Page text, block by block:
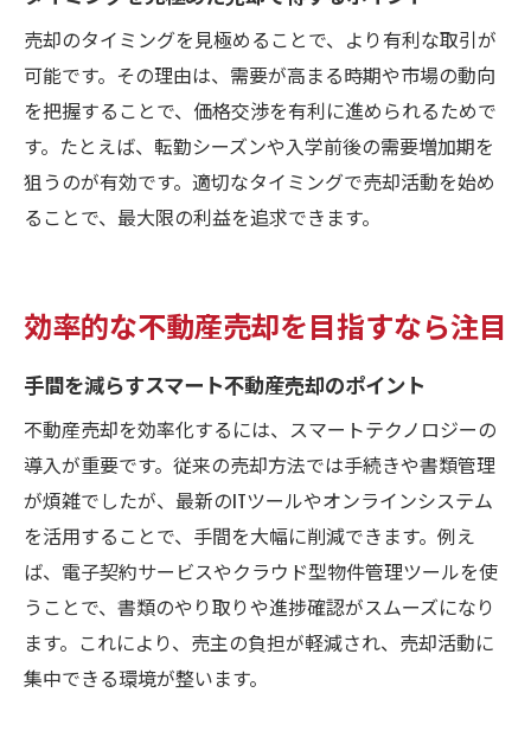
売却のタイミングを見極めることで、より有利な取引が
可能です。その理由は、需要が高まる時期や市場の動向
を把握することで、価格交渉を有利に進められるためで
す。たとえば、転勤シーズンや入学前後の需要増加期を
狙うのが有効です。適切なタイミングで売却活動を始め
ることで、最大限の利益を追求できます。
効率的な不動産売却を目指すなら注目
手間を減らすスマート不動産売却のポイント
不動産売却を効率化するには、スマートテクノロジーの
導入が重要です。従来の売却方法では手続きや書類管理
が煩雑でしたが、最新のITツールやオンラインシステム
を活用することで、手間を大幅に削減できます。例え
ば、電子契約サービスやクラウド型物件管理ツールを使
うことで、書類のやり取りや進捗確認がスムーズになり
ます。これにより、売主の負担が軽減され、売却活動に
集中できる環境が整います。